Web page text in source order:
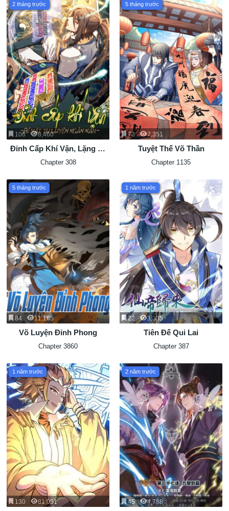
2 tháng trước
106 8,460
Đỉnh Cấp Khí Vận, Lặng Lẽ
Tu Luyện Ngàn Năm
Chapter 308
5 tháng trước
73 7,351
Tuyệt Thế Võ Thần
Chapter 1135
5 tháng trước
84 11,165
Võ Luyện Đỉnh Phong
Chapter 3860
1 năm trước
22 3,335
Tiên Đế Qui Lai
Chapter 387
1 năm trước
130 81,051
2 năm trước
45 4,788